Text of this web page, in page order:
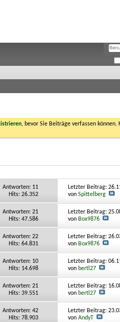
, bevor Sie Beiträge verfassen
Antworten: 11
Hits: 26.352
Letzter Beitrag:
vonSpittelberg
Antworten:21
Hits: 47.586
Letzter Beitrag:
vonBox9876
Antworten:22
Hits: 64.831
Letzter Beitrag:
vonBox9876
Antworten: 10
Hits: 14.698
Letzter Beitrag:
vonbertl27
Antworten:21
Hits: 39.551
Letzter Beitrag:
vonbertl27
Antworten:42
Hits: 78.903
Letzter Beitrag:
vonAndyT